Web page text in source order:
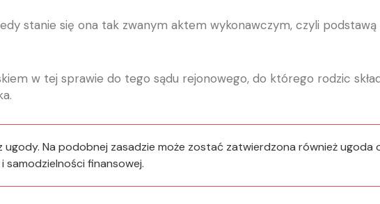
stanie się ona tak zwanym aktem wykonawczym, czyli podstawą
w tej sprawie do tego sądu rejonowego, do którego rodzic
Na podobnej zasadzie może zostać zatwierdzona również ugoda
samodzielności finansowej.